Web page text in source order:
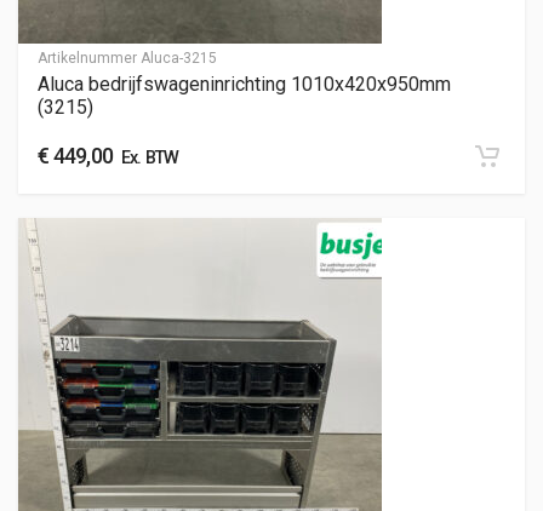
Artikelnummer Aluca-3215
Aluca bedrijfswageninrichting 1010x420x950mm
(3215)
€449,00Ex. BTW